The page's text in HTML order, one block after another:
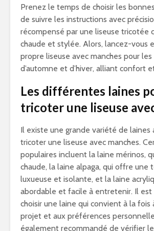
Prenez le temps de choisir les
de suivre les instructions avec
récompensé par une liseuse tricotée
chaude et stylée. Alors, lancez-vous
propre liseuse avec manches pour les
d’automne et d’hiver, alliant confort
Les différentes laines
tricoter une liseuse
Il existe une grande variété de laines
tricoter une liseuse avec manches.
populaires incluent la laine mérinos,
chaude, la laine alpaga, qui offre une
luxueuse et isolante, et la laine
abordable et facile à entretenir. Il
choisir une laine qui convient à la fois
projet et aux préférences
également recommandé de vérifier